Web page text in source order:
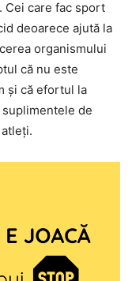
. Cei care fac sport
deoarece ajută la
organismului
că nu este
și că efortul la
de